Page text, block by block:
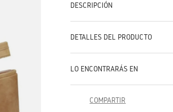
DESCRIPCIÓN
DETALLES DEL PRODUCTO
LO ENCONTRARÁS EN
COMPARTIR